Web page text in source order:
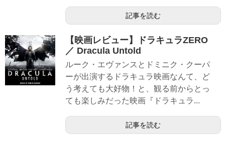
記事を読む
【映画レビュー】ドラキュラZERO
／ Dracula Untold
ルーク・エヴァンスとドミニク・クーパ
ーが出演するドラキュラ映画なんて、ど
う考えても大好物！と、観る前からとっ
ても楽しみだった映画『ドラキュラ...
記事を読む